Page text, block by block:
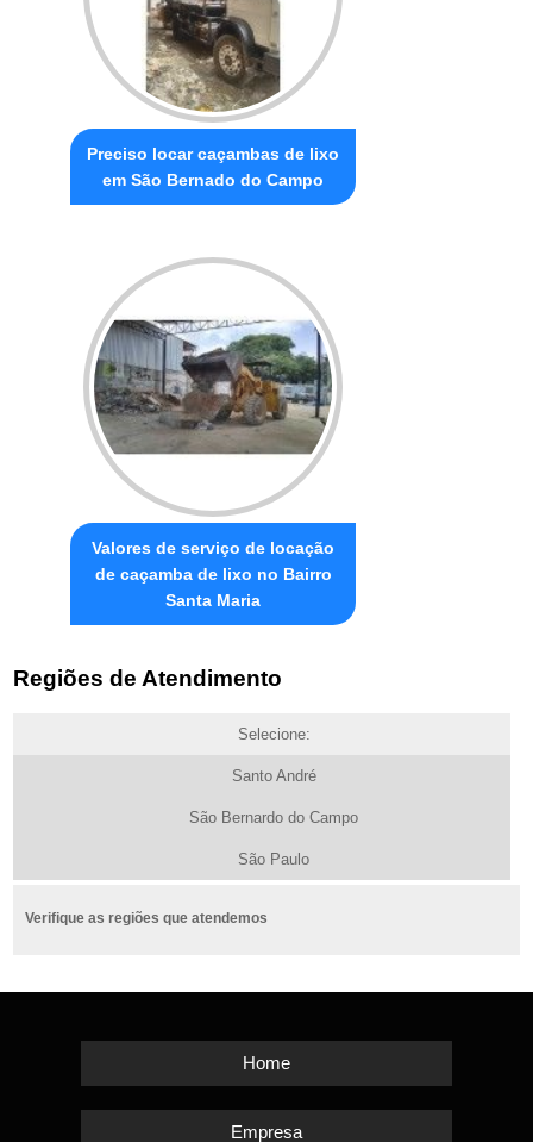
Preciso locar caçambas de lixo
em São Bernado do Campo
Valores de serviço de locação
de caçamba de lixo no Bairro
Santa Maria
Regiões de Atendimento
Selecione:
Santo André
São Bernardo do Campo
São Paulo
Verifique as regiões que atendemos
Home
Empresa